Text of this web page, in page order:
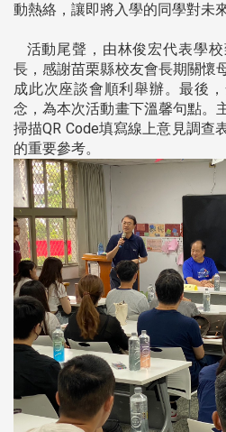
動熱絡，讓即將入學的同學對未
活動尾聲，由林俊宏代表學
長，感謝苗栗縣校友會長期關懷
成此次座談會順利舉辦。最後
念，為本次活動畫下溫馨句點。
掃描QR Code填寫線上意見調查
的重要參考。